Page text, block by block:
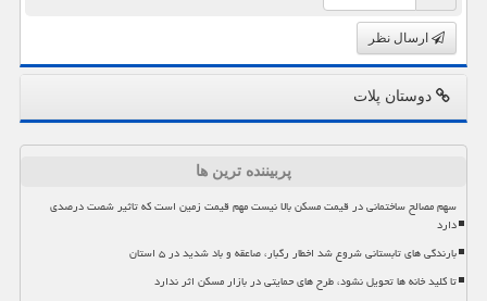
ارسال نظر
دوستان پلات
پربیننده ترین ها
سهم مصالح ساختمانی در قیمت مسکن بالا نیست مهم قیمت زمین است که تاثیر شصت درصدی
دارد
بارندگی های تابستانی شروع شد اخطار رگبار، صاعقه و باد شدید در ۵ استان
تا کلید خانه ها تحویل نشود، طرح های حمایتی در بازار مسکن اثر ندارد